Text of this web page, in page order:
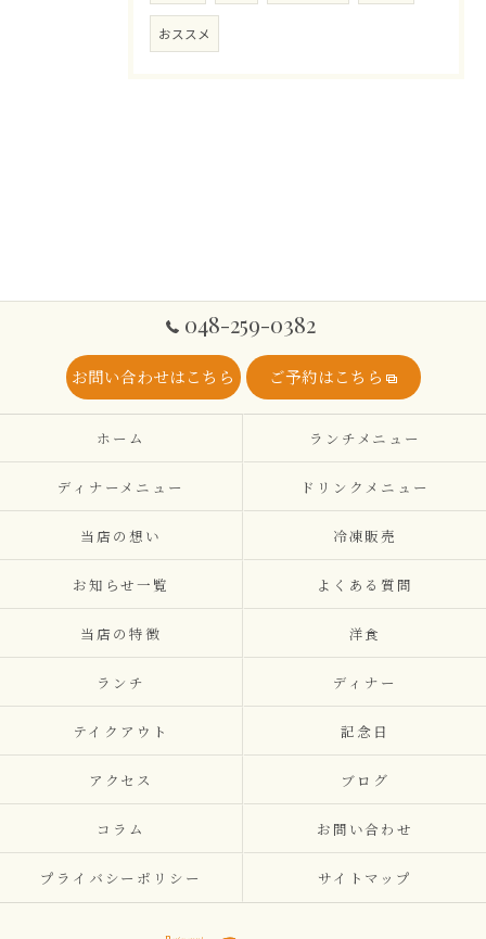
おススメ
048-259-0382
お問い合わせはこちら ご予約はこちら
ホーム ランチメニュー
ディナーメニュー ドリンクメニュー
当店の想い 冷凍販売
お知らせ一覧 よくある質問
当店の特徴 洋食
ランチ ディナー
テイクアウト 記念日
アクセス ブログ
コラム お問い合わせ
プライバシーポリシー サイトマップ